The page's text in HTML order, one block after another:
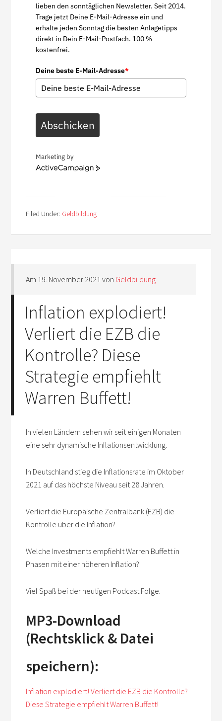
lieben den sonntäglichen Newsletter. Seit 2014.
Trage jetzt Deine E-Mail-Adresse ein und
erhalte jeden Sonntag die besten Anlagetipps
direkt in Dein E-Mail-Postfach. 100 %
kostenfrei.
Deine beste E-Mail-Adresse*
Abschicken
Marketing by
ActiveCampaign
Filed Under: Geldbildung
Am 19. November 2021 von Geldbildung
Inflation explodiert!
Verliert die EZB die
Kontrolle? Diese
Strategie empfiehlt
Warren Buffett!
In vielen Ländern sehen wir seit einigen Monaten
eine sehr dynamische Inflationsentwicklung.
In Deutschland stieg die Inflationsrate im Oktober
2021 auf das höchste Niveau seit 28 Jahren.
Verliert die Europäische Zentralbank (EZB) die
Kontrolle über die Inflation?
Welche Investments empfiehlt Warren Buffett in
Phasen mit einer höheren Inflation?
Viel Spaß bei der heutigen Podcast Folge.
MP3-Download
(Rechtsklick & Datei
speichern):
Inflation explodiert! Verliert die EZB die Kontrolle?
Diese Strategie empfiehlt Warren Buffett!